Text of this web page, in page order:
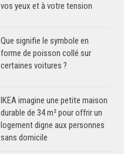
vos yeux et à votre tension
Que signifie le symbole en
forme de poisson collé sur
certaines voitures ?
IKEA imagine une petite maison
durable de 34 m² pour offrir un
logement digne aux personnes
sans domicile